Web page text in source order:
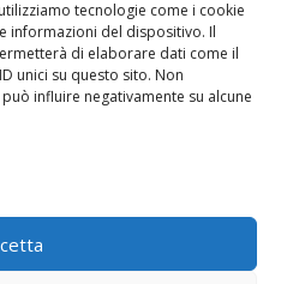
tecnologie come i cookie
informazioni del dispositivo. Il
di elaborare dati come il
unici su questo sito. Non
influire negativamente su alcune
(VI)